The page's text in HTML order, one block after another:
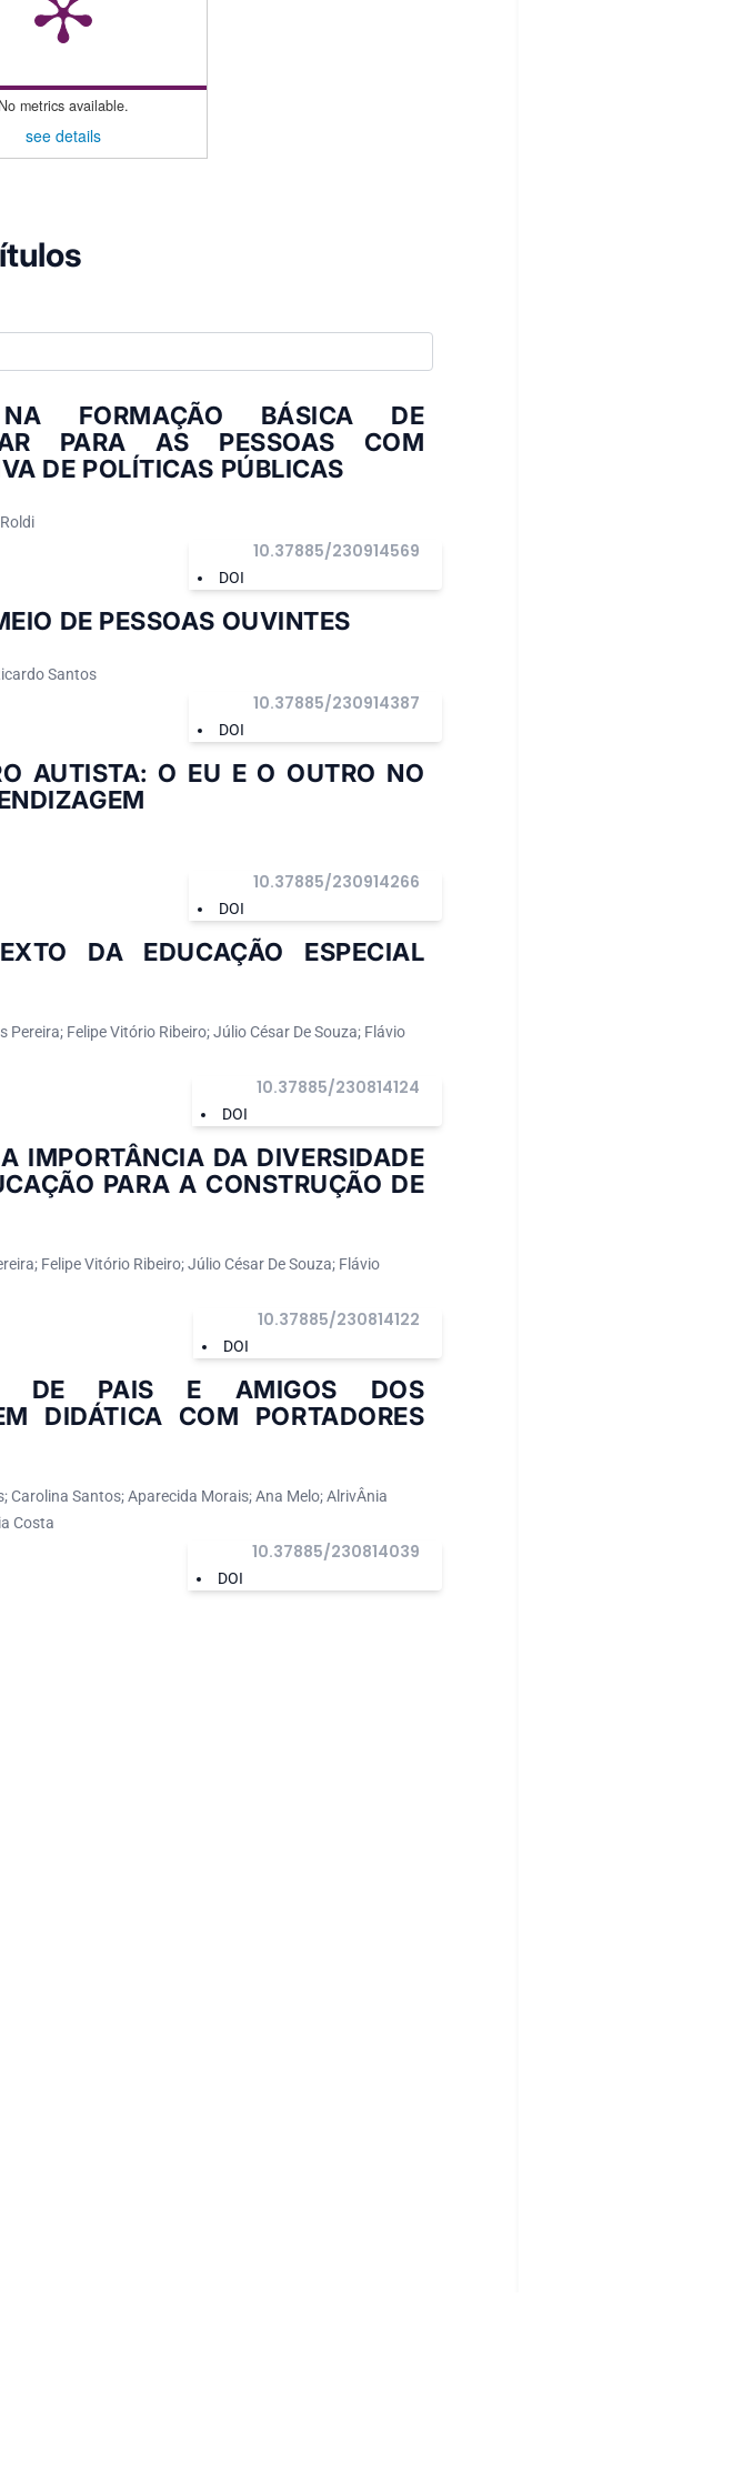
No metrics available.
see details
FORMAÇÃO BÁSICA DE
PARA AS PESSOAS COM
DE POLÍTICAS PÚBLICAS
DOI
10.37885/230914569
DE PESSOAS OUVINTES
Santos
DOI
10.37885/230914387
AUTISTA: O EU E O OUTRO NO
DOI
10.37885/230914266
DA EDUCAÇÃO ESPECIAL
Felipe Vitório Ribeiro; Júlio César De Souza; Flávio
DOI
10.37885/230814124
IMPORTÂNCIA DA DIVERSIDADE
PARA A CONSTRUÇÃO DE
Felipe Vitório Ribeiro; Júlio César De Souza; Flávio
DOI
10.37885/230814122
DE PAIS E AMIGOS DOS
DIDÁTICA COM PORTADORES
Santos; Aparecida Morais; Ana Melo; AlrivÂnia
Costa
DOI
10.37885/230814039